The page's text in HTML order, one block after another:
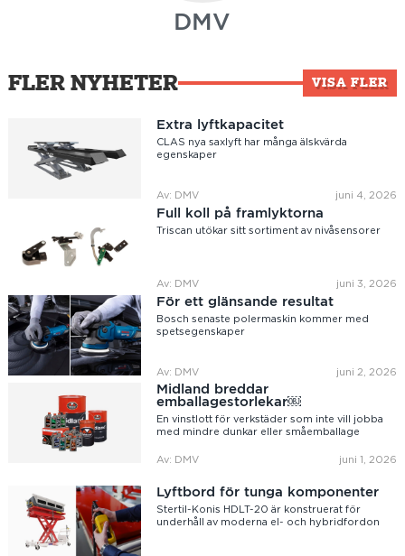
DMV
FLER NYHETER VISA FLER
Extra lyftkapacitet
CLAS nya saxlyft har många älskvärda
egenskaper
Av: DMV juni 4, 2026
Full koll på framlyktorna
Triscan utökar sitt sortiment av nivåsensorer
Av: DMV juni 3, 2026
För ett glänsande resultat
Bosch senaste polermaskin kommer med
spetsegenskaper
Av: DMV juni 2, 2026
Midland breddar
emballagestorlekar￼
En vinstlott för verkstäder som inte vill jobba
med mindre dunkar eller småemballage
Av: DMV juni 1, 2026
Lyftbord för tunga komponenter
Stertil-Konis HDLT-20 är konstruerat för
underhåll av moderna el- och hybridfordon